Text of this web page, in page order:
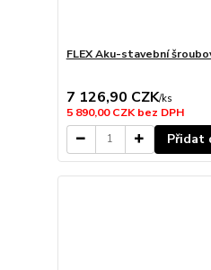
FLEX Aku-stavební
7 126,90 CZK/ks
5 890,00 CZKbez DPH
Přidat